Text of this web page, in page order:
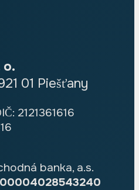
o.
01 Piešťany
2121361616
banka, a.s.